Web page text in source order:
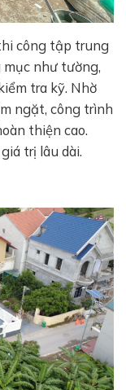
công tập trung
mục như tường,
tra kỹ. Nhờ
ngặt, công trình
thiện cao.
trị lâu dài.